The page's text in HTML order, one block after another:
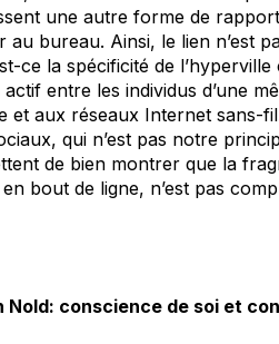
une autre forme de
au bureau. Ainsi, le lien n’est
ce la spécificité de
entre les individus d’une
et aux réseaux Internet sans-
qui n’est pas notre
de bien montrer que la
bout de ligne, n’est pas
Nold: conscience de soi et